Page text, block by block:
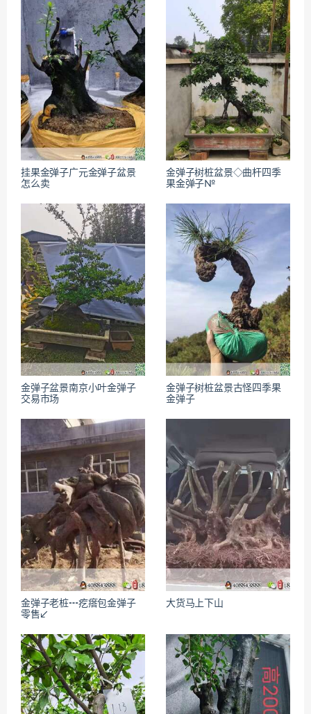
挂果金弹子广元金弹子盆景
怎么卖
金弹子树桩盆景◇曲杆四季
果金弹子№
金弹子盆景南京小叶金弹子
交易市场
金弹子树桩盆景古怪四季果
金弹子
金弹子老桩┅疙瘩包金弹子
零售↙
大货马上下山